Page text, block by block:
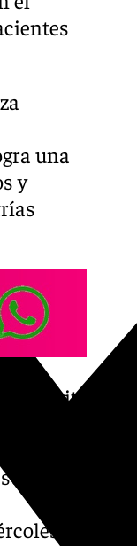
una
y
permite,